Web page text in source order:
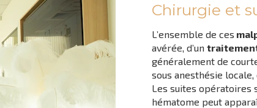
Chirurgie et
L’ensemble de ces
avérée, d’un
généralement de
sous anesthésie
Les suites opératoires
hématome peut